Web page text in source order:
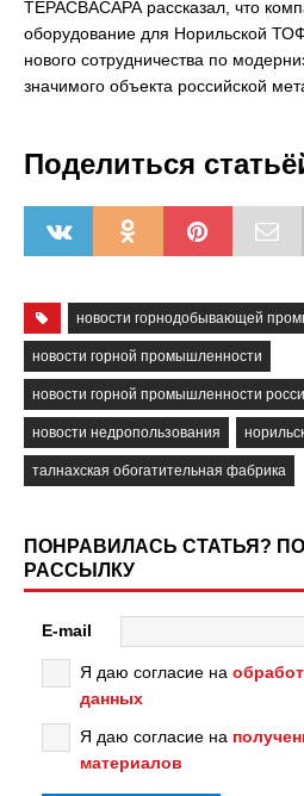
ТЕРАСВАСАРА рассказал, что
оборудование для Норильской
нового сотрудничества по
значимого объекта российской
Поделиться
новости горнодобывающей
новости горной промышленности
новости горной промышленности
новости недропользования
талнахская обогатительная фабрика
ПОНРАВИЛАСЬ СТАТЬЯ?
РАССЫЛКУ
E-mail
Я даю согласие на
данных
Я даю согласие на
материалов